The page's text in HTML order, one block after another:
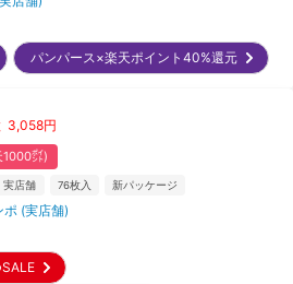
パンパース×楽天ポイント40%還元
3,058円
1000㌽)
実店舗 76枚入 新パッケージ
ポ (実店舗)
SALE